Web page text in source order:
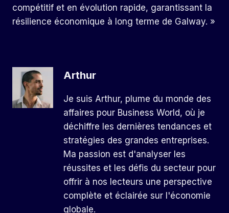
compétitif et en évolution rapide, garantissant la
résilience économique à long terme de Galway. »
Arthur
Je suis Arthur, plume du monde des
affaires pour Business World, où je
déchiffre les dernières tendances et
stratégies des grandes entreprises.
Ma passion est d'analyser les
réussites et les défis du secteur pour
offrir à nos lecteurs une perspective
complète et éclairée sur l'économie
globale.